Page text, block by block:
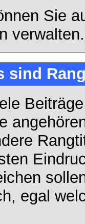
Sie
verwalten.
sind
egal